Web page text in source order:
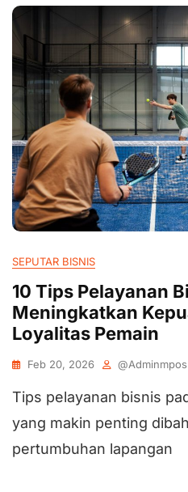
SEPUTAR BISNIS
10 Tips Pelayanan
Meningkatkan
Loyalitas Pemain
Feb 20, 2026 @adminmpos
Tips pelayanan bisnis
yang makin penting
pertumbuhan lapangan